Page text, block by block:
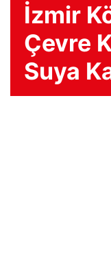
İzmir
Çevre
Suya